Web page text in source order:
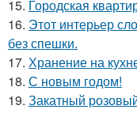
15. Городская
16. Этот интерьер
без спешки.
17. Хранение на
18. С новым годом!
19. Закатный